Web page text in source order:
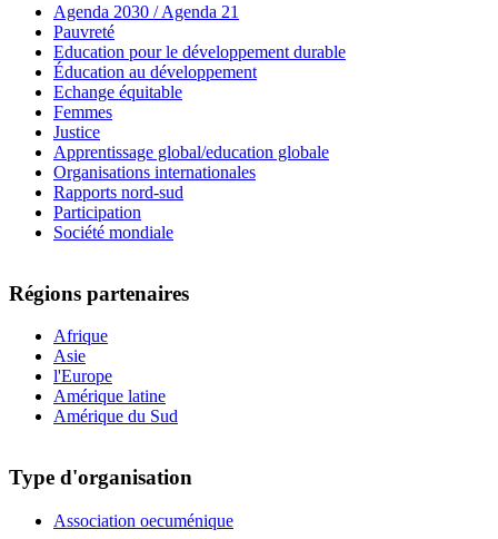
Agenda 2030 / Agenda 21
Pauvreté
Education pour le développement durable
Éducation au développement
Echange équitable
Femmes
Justice
Apprentissage global/education globale
Organisations internationales
Rapports nord-sud
Participation
Société mondiale
Régions partenaires
Afrique
Asie
l'Europe
Amérique latine
Amérique du Sud
Type d'organisation
Association oecuménique